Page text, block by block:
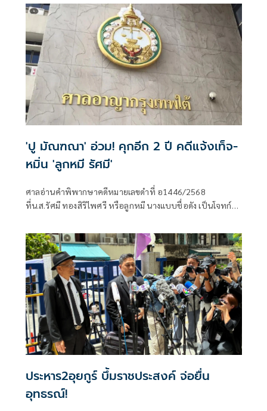
'ปู มัณฑณา' อ่วม! คุกอีก 2 ปี คดีแจ้งเท็จ-
หมิ่น 'ลูกหมี รัศมี'
ศาลอ่านคำพิพากษาคดีหมายเลขดำที่ อ1446/2568
ที่น.ส.รัศมี ทองสิริไพศรี หรือลูกหมี นางแบบชื่อดัง เป็นโจทก์
ประหาร2อุยกูร์ บึ้มราชประสงค์ จ่อยื่น
อุทธรณ์!